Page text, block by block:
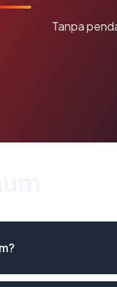
Tanpa